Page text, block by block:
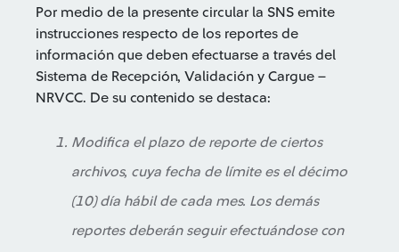
Por medio de la presente circular la SNS emite
instrucciones respecto de los reportes de
información que deben efectuarse a través del
Sistema de Recepción, Validación y Cargue –
NRVCC. De su contenido se destaca:
Modifica el plazo de reporte de ciertos
archivos, cuya fecha de límite es el décimo
(10) día hábil de cada mes. Los demás
reportes deberán seguir efectuándose con